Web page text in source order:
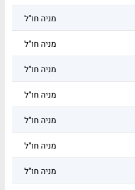
מניה חו"ל
מניה חו"ל
מניה חו"ל
מניה חו"ל
מניה חו"ל
מניה חו"ל
מניה חו"ל